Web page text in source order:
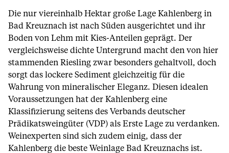
Die nur viereinhalb Hektar große Lage Kahlenberg in
Bad Kreuznach ist nach Süden ausgerichtet und ihr
Boden von Lehm mit Kies-Anteilen geprägt. Der
vergleichsweise dichte Untergrund macht den von hier
stammenden Riesling zwar besonders gehaltvoll, doch
sorgt das lockere Sediment gleichzeitig für die
Wahrung von mineralischer Eleganz. Diesen idealen
Voraussetzungen hat der Kahlenberg eine
Klassifizierung seitens des Verbands deutscher
Prädikatsweingüter (VDP) als Erste Lage zu verdanken.
Weinexperten sind sich zudem einig, dass der
Kahlenberg die beste Weinlage Bad Kreuznachs ist.